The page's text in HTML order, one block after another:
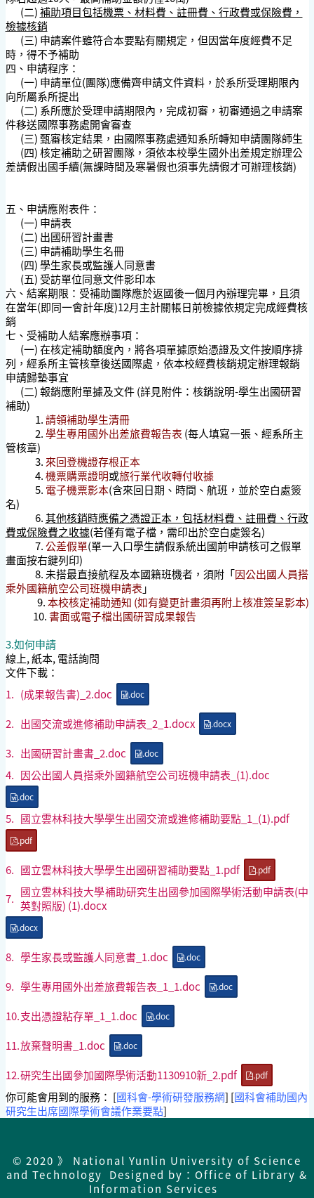
(二)補助項目包括機票、材料費、註冊費、行政費或保險費，
檢據核銷
(三) 申請案件雖符合本要點有關規定，但因當年度經費不足
時，得不予補助
四、申請程序：
(一) 申請單位(團隊)應備齊申請文件資料，於系所受理期限內
向所屬系所提出
(二) 系所應於受理申請期限內，完成初審，初審通過之申請案
件移送國際事務處開會審查
(三) 甄審核定結果，由國際事務處通知系所轉知申請團隊師生
(四) 核定補助之研習團隊，須依本校學生國外出差規定辦理公
差請假出國手續(無課時間及寒暑假也須事先請假才可辦理核銷)
五、申請應附表件：
(一) 申請表
(二) 出國研習計畫書
(三) 申請補助學生名冊
(四) 學生家長或監護人同意書
(五) 受訪單位同意文件影印本
六、 結案期限：受補助團隊應於返國後一個月內辦理完畢，且須
在當年(即同一會計年度)12月主計關帳日前檢據依規定完成經費核
銷
七、 受補助人結案應辦事項：
(一) 在核定補助額度內，將各項單據原始憑證及文件按順序排
列，經系所主管核章後送國際處，依本校經費核銷規定辦理報銷
申請歸墊事宜
(二) 報銷應附單據及文件 (詳見附件：核銷說明-學生出國研習
補助)
1.請領補助學生清冊
2.學生專用國外出差旅費報告表 (每人填寫一張、經系所主
管核章)
3. 來回登機證存根正本
4.機票購票證明或旅行業代收轉付收據
5. 電子機票影本(含來回日期、時間、航班，並於空白處簽
名)
6.其他核銷時應備之憑證正本，包括材料費、註冊費、行政
費或保險費之收據(若僅有電子檔，需印出於空白處簽名)
7.公差假單(單一入口學生請假系統出國前申請核可之假單
畫面按右鍵列印)
8. 未搭最直接航程及本國籍班機者，須附「因公出國人員搭
乘外國籍航空公司班機申請表 」
9.本校核定補助通知 (如有變更計畫須再附上核准簽呈影本)
10.書面或電子檔出國研習成果報告
3.如何申請
線上, 紙本, 電話詢問
文件下載：
1. (成果報告書)_2.doc .doc
2. 出國交流或進修補助申請表_2_1.docx .docx
3. 出國研習計畫書_2.doc .doc
4. 因公出國人員搭乘外國籍航空公司班機申請表_(1).doc
.doc
5. 國立雲林科技大學學生出國交流或進修補助要點_1_(1).pdf
.pdf
6. 國立雲林科技大學學生出國研習補助要點_1.pdf .pdf
7. 國立雲林科技大學補助研究生出國參加國際學術活動申請表(中
英對照版) (1).docx
.docx
8. 學生家長或監護人同意書_1.doc .doc
9. 學生專用國外出差旅費報告表_1_1.doc .doc
10.支出憑證粘存單_1_1.doc .doc
11.放棄聲明書_1.doc .doc
12.研究生出國參加國際學術活動1130910新_2.pdf .pdf
你可能會用到的服務： [國科會-學術研發服務網] [國科會補助國內
研究生出席國際學術會議作業要點]
© 2020 》 National Yunlin University of Science
and Technology Designed by：Office of Library &
Information Services